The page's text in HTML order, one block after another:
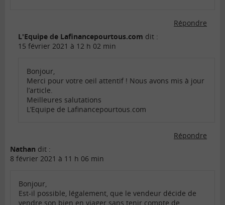
Répondre
L'Equipe de Lafinancepourtous.com dit :
15 février 2021 à 12 h 02 min
Bonjour,
Merci pour votre oeil attentif ! Nous avons mis à jour
l’article.
Meilleures salutations
L’Equipe de Lafinancepourtous.com
Répondre
Nathan dit :
8 février 2021 à 11 h 06 min
Bonjour,
Est-il possible, légalement, que le vendeur décide de
vendre son bien en viager sans tenir compte de